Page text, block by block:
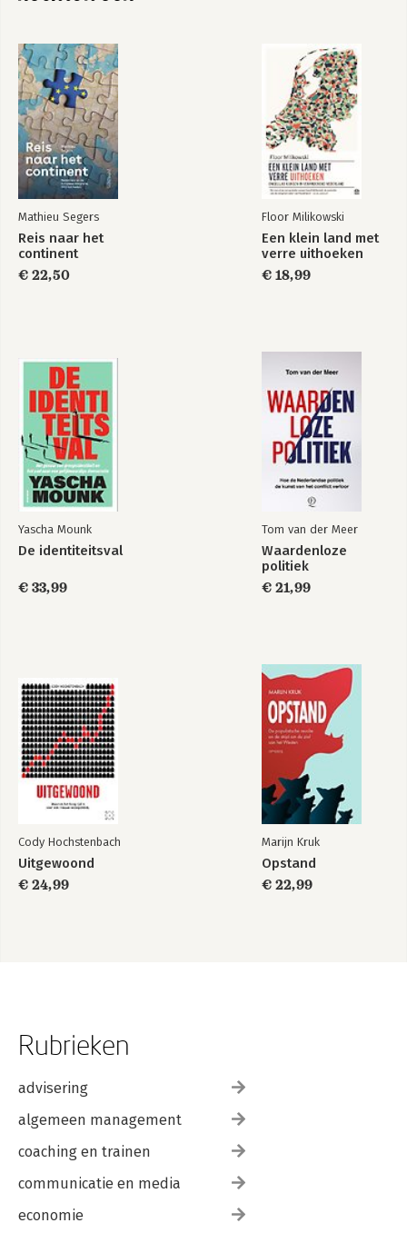
Lobbyland
Bekijk alle boeken
Mathieu Segers
Reis naar het
continent
€ 22,50
Floor Milikowski
Een klein land met
verre uithoeken
€ 18,99
Yascha Mounk
De identiteitsval
€ 33,99
Tom van der Meer
Waardenloze
politiek
€ 21,99
Cody Hochstenbach
Uitgewoond
€ 24,99
Marijn Kruk
Opstand
€ 22,99
Rubrieken
advisering
algemeen management
coaching en trainen
communicatie en media
economie